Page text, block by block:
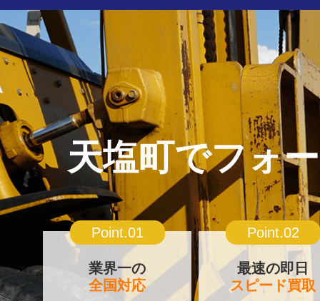
天塩町でフォ
Point.01
業界一の
全国対応
Point.02
最速の即日
スピード買取